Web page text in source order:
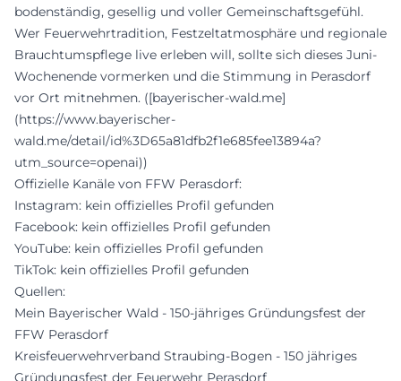
bodenständig, gesellig und voller Gemeinschaftsgefühl.
Wer Feuerwehrtradition, Festzeltatmosphäre und regionale
Brauchtumspflege live erleben will, sollte sich dieses Juni-
Wochenende vormerken und die Stimmung in Perasdorf
vor Ort mitnehmen. ([bayerischer-wald.me]
(https://www.bayerischer-
wald.me/detail/id%3D65a81dfb2f1e685fee13894a?
utm_source=openai))
Offizielle Kanäle von FFW Perasdorf:
Instagram: kein offizielles Profil gefunden
Facebook: kein offizielles Profil gefunden
YouTube: kein offizielles Profil gefunden
TikTok: kein offizielles Profil gefunden
Quellen:
Mein Bayerischer Wald - 150-jähriges Gründungsfest der
FFW Perasdorf
Kreisfeuerwehrverband Straubing-Bogen - 150 jähriges
Gründungsfest der Feuerwehr Perasdorf